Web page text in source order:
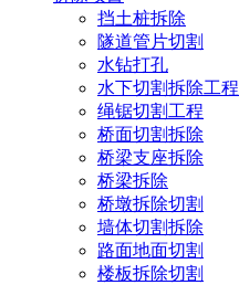
挡土桩拆除
隧道管片切割
水钻打孔
水下切割拆除工程
绳锯切割工程
桥面切割拆除
桥梁支座拆除
桥梁拆除
桥墩拆除切割
墙体切割拆除
路面地面切割
楼板拆除切割